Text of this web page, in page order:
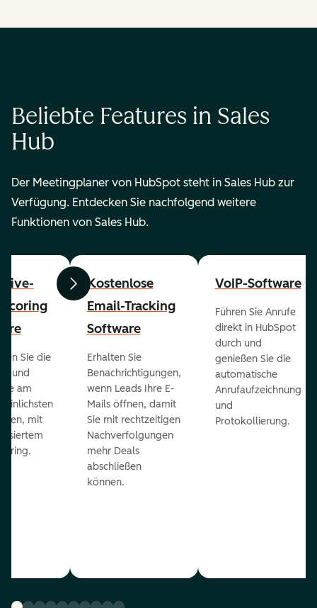
Beliebte Features in Sales
Hub
Der Meetingplaner von HubSpot steht in Sales Hub zur
Verfügung. Entdecken Sie nachfolgend weitere
Funktionen von Sales Hub.
ZurückWeiter
Sie die
und
am
mit
Kostenlose
Email-Tracking
Software
Erhalten Sie
Benachrichtigungen,
wenn Leads Ihre E-
Mails öffnen, damit
Sie mit rechtzeitigen
Nachverfolgungen
mehr Deals
abschließen
können.
VoIP-Software
Führen Sie Anrufe
direkt in HubSpot
durch und
genießen Sie die
automatische
Anrufaufzeichnung
und
Protokollierung.